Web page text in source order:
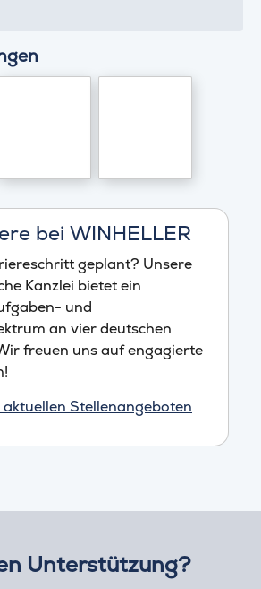
bei WINHELLER
geplant? Unsere
Kanzlei bietet ein
und
an vier deutschen
freuen uns auf engagierte
aktuellen Stellenangeboten
Unterstützung?